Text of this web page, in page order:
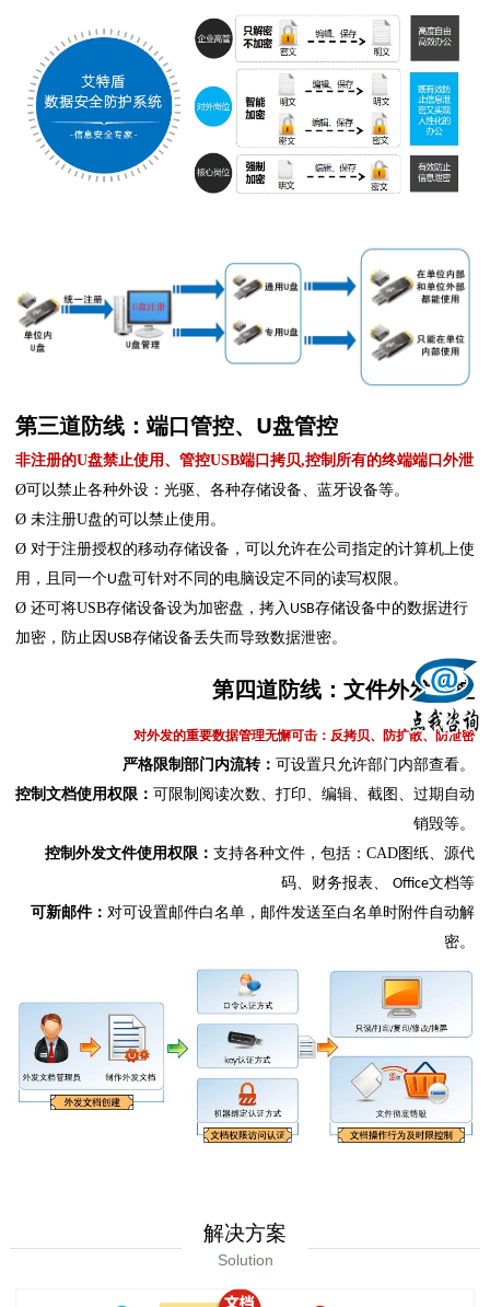
第三道防线：端口管控、U盘管控
非注册的U盘禁止使用、管控USB端口拷贝,控制所有的终端端口外泄
Ø可以禁止各种外设：光驱、各种存储设备、蓝牙设备等。
Ø 未注册U盘的可以禁止使用。
Ø 对于注册授权的移动存储设备，可以允许在公司指定的计算机上使
用，且同一个U盘可针对不同的电脑设定不同的读写权限。
Ø 还可将USB存储设备设为加密盘，拷入 USB存储设备中的数据进行
加密，防止因 USB存储设备丢失而导致数据泄密。
第四道防线：文件外发管控
对外发的重要数据管理无懈可击：反拷贝、防扩散、防泄密
严格限制部门内流转： 可设置只允许部门内部查看。
控制文档使用权限： 可限制阅读次数、打印、编辑、截图、过期自动
销毁等。
控制外发文件使用权限： 支持各种文件，包括：CAD图纸、源代
码、财务报表、 Office文档等
可新邮件： 对可设置邮件白名单，邮件发送至白名单时附件自动解
密。
解决方案
Solution